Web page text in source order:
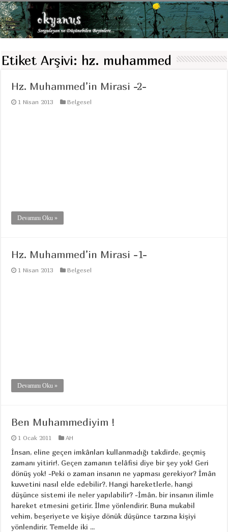
Etiket Arşivi: hz. muhammed
Hz. Muhammed’in Mirasi -2-
1 Nisan 2013 Belgesel
Devamını Oku »
Hz. Muhammed’in Mirasi -1-
1 Nisan 2013 Belgesel
Devamını Oku »
Ben Muhammediyim !
1 Ocak 2011 AH
İnsan, eline geçen imkânları kullanmadığı takdirde, geçmiş
zamanı yitirir!. Geçen zamanın telâfisi diye bir şey yok! Geri
dönüş yok! -Peki o zaman insanın ne yapması gerekiyor? İmân
kuvvetini nasıl elde edebilir?. Hangi hareketlerle, hangi
düşünce sistemi ile neler yapılabilir? -İmân, bir insanın ilimle
hareket etmesini getirir. İlme yönlendirir. Buna mukabil
vehim, beşeriyete ve kişiye dönük düşünce tarzına kişiyi
yönlendirir. Temelde iki ...